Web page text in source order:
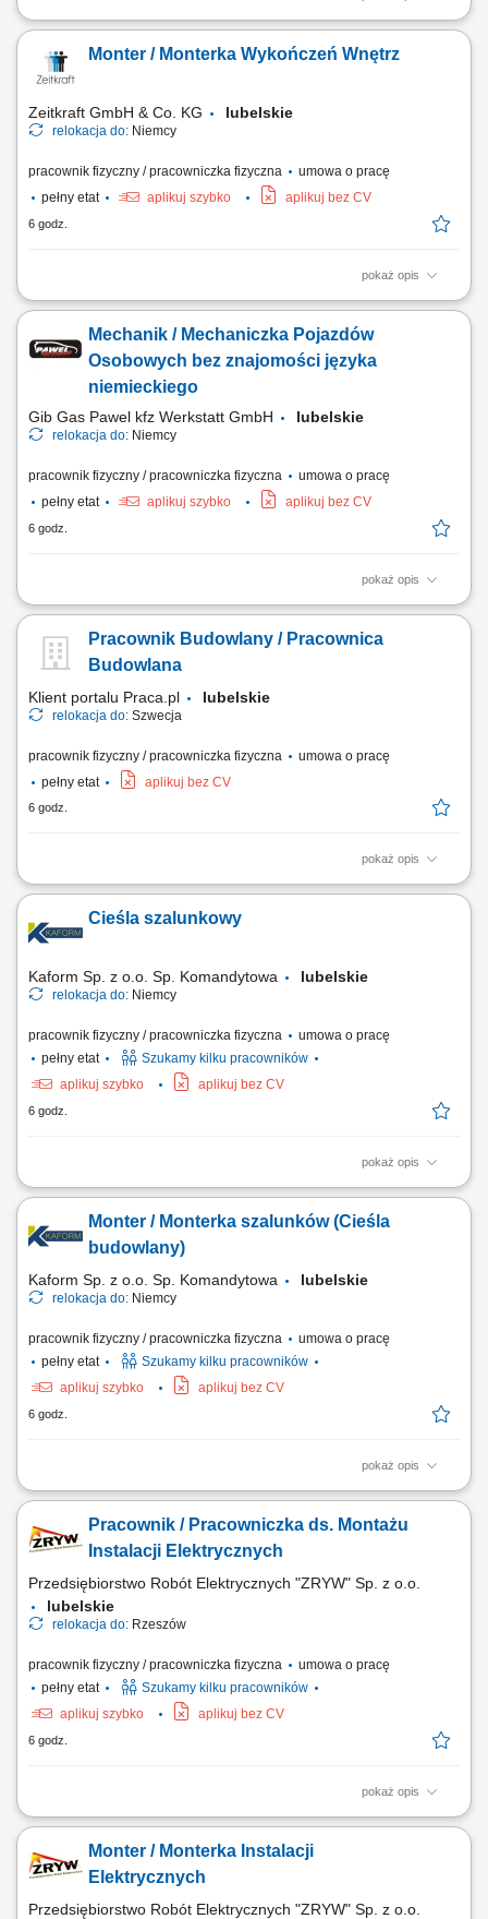
Zakres obowiązków Doświadczenie oraz samodzielność w pracach:
i flizelina), przygotowanie podłoża (szlifowanie, gruntowanie,
szpachlowanie, akrylowanie).
Monter / Monterka Wykończeń Wnętrz
Zeitkraft GmbH & Co. KG lubelskie
relokacja do: Niemcy
pracownik fizyczny / pracowniczka fizyczna
umowa o pracę
pełny etat
aplikuj szybko aplikuj bez CV
6 godz.
pokaż opis
Opis stanowiska: Wykonywanie prac malarskich i natryskowych zgodnie
wykończenia, Szlifowanie, szpachlowanie i inne prace
przygotowawcze, Dbałość o terminową realizację zadań i wysoką
jakość wykonania, Udział w projektach...
Mechanik / Mechaniczka Pojazdów
Osobowych bez znajomości języka
niemieckiego
Gib Gas Pawel kfz Werkstatt GmbH lubelskie
relokacja do: Niemcy
pracownik fizyczny / pracowniczka fizyczna
umowa o pracę
pełny etat
aplikuj szybko aplikuj bez CV
6 godz.
pokaż opis
Opis stanowiska: Wykonywanie badań diagnostycznych oraz
elementów eksploatacyjnych, w tym podzespołów układu
hamulcowego, sprzęgieł oraz elementów zawieszenia. Prowadzenie
Pracownik Budowlany / Pracownica
Budowlana
Klient portalu Praca.pl lubelskie
relokacja do: Szwecja
pracownik fizyczny / pracowniczka fizyczna
umowa o pracę
pełny etat
aplikuj bez CV
6 godz.
pokaż opis
Asystowanie przy montażu konstrukcji ciesielskich, przygotowywaniu
zakresu prac wykończeniowych, naprawczych i kosmetyki budowlanej
na obiekcie. Dbaniu o stały ład, porządek i bezpieczeństwo w obszarze
Cieśla szalunkowy
Kaform Sp. z o.o. Sp. Komandytowa lubelskie
relokacja do: Niemcy
pracownik fizyczny / pracowniczka fizyczna
umowa o pracę
pełny etat
Szukamy kilku pracowników
aplikuj szybko
aplikuj bez CV
6 godz.
pokaż opis
Opis stanowiska: Szalowanie: ścian, stropów, słupów - praca
prefabrykatów betonowych; Betonowanie;
Monter / Monterka szalunków (Cieśla
budowlany)
Kaform Sp. z o.o. Sp. Komandytowa lubelskie
relokacja do: Niemcy
pracownik fizyczny / pracowniczka fizyczna
umowa o pracę
pełny etat
Szukamy kilku pracowników
aplikuj szybko
aplikuj bez CV
6 godz.
pokaż opis
Zakres obowiązków: Realizacja prac szalunkowych przy ścianach,
montażu prefabrykatów betonowych. Wsparcie prac betonowych na
placu budowy. Wykonywanie zadań zgodnie z dokumentacją
Pracownik / Pracowniczka ds. Montażu
Instalacji Elektrycznych
Przedsiębiorstwo Robót Elektrycznych "ZRYW" Sp. z o.o.
lubelskie
relokacja do: Rzeszów
pracownik fizyczny / pracowniczka fizyczna
umowa o pracę
pełny etat
Szukamy kilku pracowników
aplikuj szybko
aplikuj bez CV
6 godz.
pokaż opis
Montaż instalacji elektrycznych zgodnie z dokumentacją techniczną.
zespołem podczas realizacji inwestycji.
Monter / Monterka Instalacji
Elektrycznych
Przedsiębiorstwo Robót Elektrycznych "ZRYW" Sp. z o.o.